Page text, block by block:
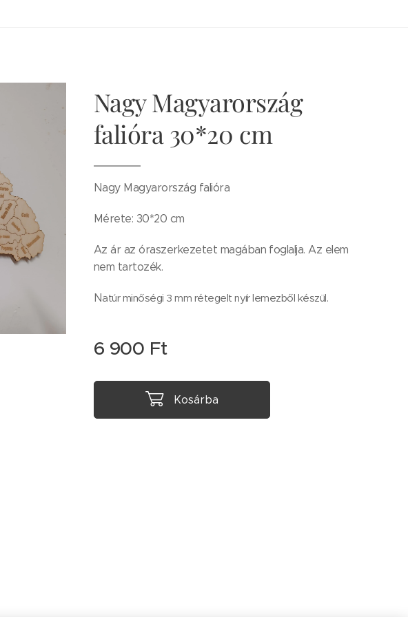
Nagy Magyarország
falióra 30*20 cm
Nagy Magyarország falióra
Mérete: 30*20 cm
Az ár az óraszerkezetet magában foglalja. Az elem
nem tartozék.
Natúr minőségi 3 mm rétegelt nyír lemezből készül.
6 900 Ft
Kosárba